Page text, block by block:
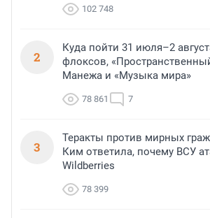
102 748
2
Куда пойти 31 июля–2
флоксов,
Манежа и «Музыка мира»
78 861 7
3
Теракты против мирных
Ким ответила, почему ВСУ
Wildberries
78 399